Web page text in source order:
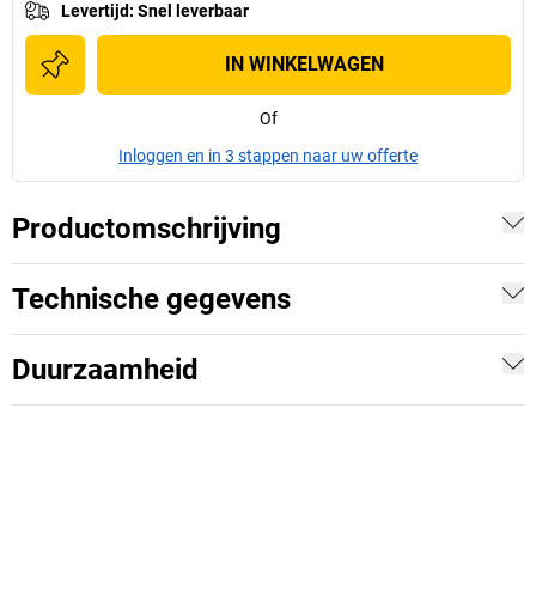
Levertijd: Snel leverbaar
IN WINKELWAGEN
Of
Inloggen en in 3 stappen naar uw offerte
Productomschrijving
Technische gegevens
Duurzaamheid